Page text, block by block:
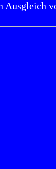
Ausgleich